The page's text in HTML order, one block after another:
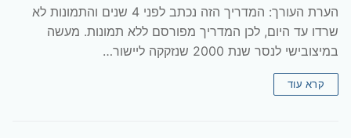
הערת העורך: המדריך הזה נכתב לפני 4 שנים והתמונות לא
שרדו עד היום, לכן המדריך מפורסם ללא תמונות. מעשה
במיצובישי לנסר שנת 2000 שנזקקה ליישור…
קרא עוד